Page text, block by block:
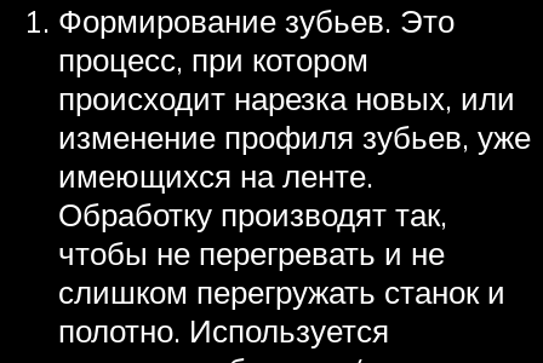
Формирование зубьев. Это
процесс, при котором
происходит нарезка новых, или
изменение профиля зубьев, уже
имеющихся на ленте.
Обработку производят так,
чтобы не перегревать и не
слишком перегружать станок и
полотно. Используется